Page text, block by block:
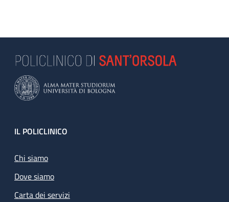
Footer
IL POLICLINICO
Chi siamo
Dove siamo
Carta dei servizi